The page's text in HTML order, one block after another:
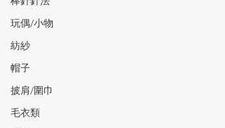
玩偶/小物
紡紗
帽子
披肩/圍巾
毛衣類